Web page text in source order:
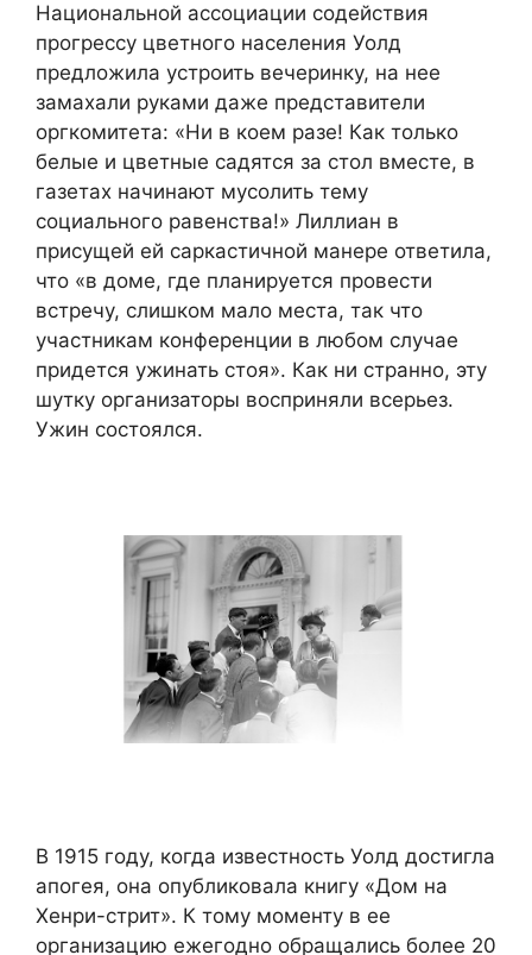
Национальной ассоциации содействия
прогрессу цветного населения Уолд
предложила устроить вечеринку, на нее
замахали руками даже представители
оргкомитета: «Ни в коем разе! Как только
белые и цветные садятся за стол вместе, в
газетах начинают мусолить тему
социального равенства!» Лиллиан в
присущей ей саркастичной манере ответила,
что «в доме, где планируется провести
встречу, слишком мало места, так что
участникам конференции в любом случае
придется ужинать стоя». Как ни странно, эту
шутку организаторы восприняли всерьез.
Ужин состоялся.
В 1915 году, когда известность Уолд достигла
апогея, она опубликовала книгу «Дом на
Хенри-стрит». К тому моменту в ее
организацию ежегодно обращались более 20